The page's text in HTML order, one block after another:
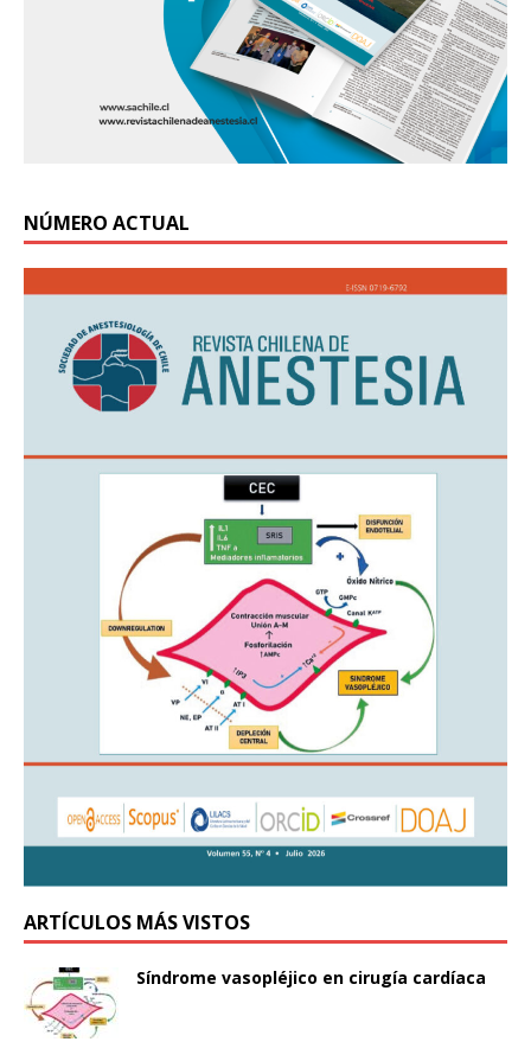
NÚMERO ACTUAL
ARTÍCULOS MÁS VISTOS
Síndrome vasopléjico en cirugía cardíaca